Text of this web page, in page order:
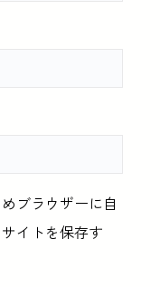
ブラウザーに自
イトを保存す